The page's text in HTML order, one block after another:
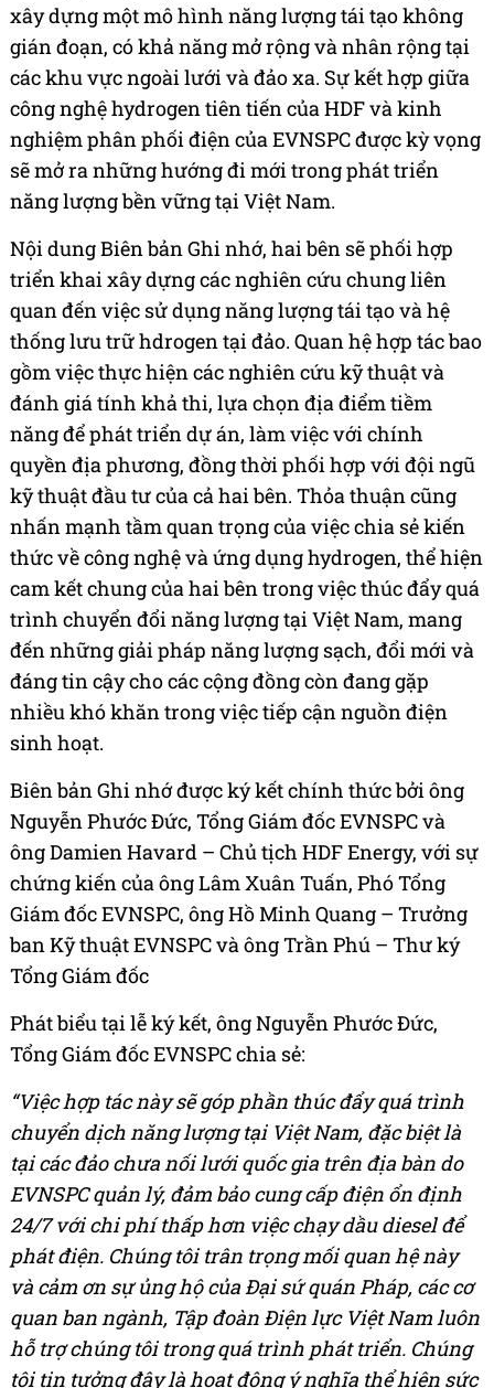
xây dựng một mô hình năng lượng tái tạo không
gián đoạn, có khả năng mở rộng và nhân rộng tại
các khu vực ngoài lưới và đảo xa. Sự kết hợp giữa
công nghệ hydrogen tiên tiến của HDF và kinh
nghiệm phân phối điện của EVNSPC được kỳ vọng
sẽ mở ra những hướng đi mới trong phát triển
năng lượng bền vững tại Việt Nam.
Nội dung Biên bản Ghi nhớ, hai bên sẽ phối hợp
triển khai xây dựng các nghiên cứu chung liên
quan đến việc sử dụng năng lượng tái tạo và hệ
thống lưu trữ hdrogen tại đảo. Quan hệ hợp tác bao
gồm việc thực hiện các nghiên cứu kỹ thuật và
đánh giá tính khả thi, lựa chọn địa điểm tiềm
năng để phát triển dự án, làm việc với chính
quyền địa phương, đồng thời phối hợp với đội ngũ
kỹ thuật đầu tư của cả hai bên. Thỏa thuận cũng
nhấn mạnh tầm quan trọng của việc chia sẻ kiến
thức về công nghệ và ứng dụng hydrogen, thể hiện
cam kết chung của hai bên trong việc thúc đẩy quá
trình chuyển đổi năng lượng tại Việt Nam, mang
đến những giải pháp năng lượng sạch, đổi mới và
đáng tin cậy cho các cộng đồng còn đang gặp
nhiều khó khăn trong việc tiếp cận nguồn điện
sinh hoạt.
Biên bản Ghi nhớ được ký kết chính thức bởi ông
Nguyễn Phước Đức, Tổng Giám đốc EVNSPC và
ông Damien Havard – Chủ tịch HDF Energy, với sự
chứng kiến của ông Lâm Xuân Tuấn, Phó Tổng
Giám đốc EVNSPC, ông Hồ Minh Quang – Trưởng
ban Kỹ thuật EVNSPC và ông Trần Phú – Thư ký
Tổng Giám đốc
Phát biểu tại lễ ký kết, ông Nguyễn Phước Đức,
Tổng Giám đốc EVNSPC chia sẻ:
“Việc hợp tác này sẽ góp phần thúc đẩy quá trình
chuyển dịch năng lượng tại Việt Nam, đặc biệt là
tại các đảo chưa nối lưới quốc gia trên địa bàn do
EVNSPC quản lý, đảm bảo cung cấp điện ổn định
24/7 với chi phí thấp hơn việc chạy dầu diesel để
phát điện. Chúng tôi trân trọng mối quan hệ này
và cảm ơn sự ủng hộ của Đại sứ quán Pháp, các cơ
quan ban ngành, Tập đoàn Điện lực Việt Nam luôn
hỗ trợ chúng tôi trong quá trình phát triển. Chúng
tôi tin tưởng đây là hoạt động ý nghĩa thể hiện sức